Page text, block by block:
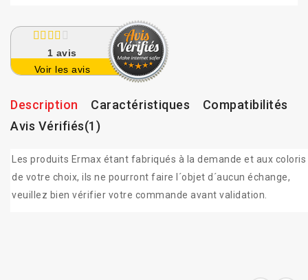
1 avis
Voir les avis
Description Caractéristiques
Compatibilités
Avis Vérifiés(1)
Les produits Ermax étant fabriqués à la demande et aux coloris
de votre choix, ils ne pourront faire l´objet d´aucun échange,
veuillez bien vérifier votre commande avant validation.